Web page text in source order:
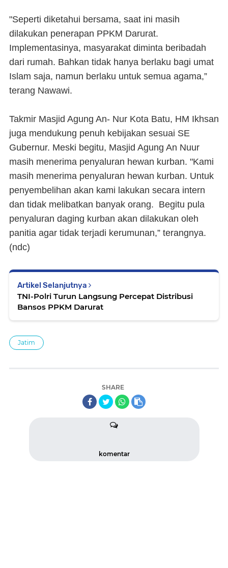
"Seperti diketahui bersama, saat ini masih
dilakukan penerapan PPKM Darurat.
Implementasinya, masyarakat diminta beribadah
dari rumah. Bahkan tidak hanya berlaku bagi umat
Islam saja, namun berlaku untuk semua agama,”
terang Nawawi.
Takmir Masjid Agung An- Nur Kota Batu, HM Ikhsan
juga mendukung penuh kebijakan sesuai SE
Gubernur. Meski begitu, Masjid Agung An Nuur
masih menerima penyaluran hewan kurban. "Kami
masih menerima penyaluran hewan kurban. Untuk
penyembelihan akan kami lakukan secara intern
dan tidak melibatkan banyak orang. Begitu pula
penyaluran daging kurban akan dilakukan oleh
panitia agar tidak terjadi kerumunan,” terangnya.
(ndc)
Artikel Selanjutnya
TNI-Polri Turun Langsung Percepat Distribusi
Bansos PPKM Darurat
Jatim
SHARE
komentar